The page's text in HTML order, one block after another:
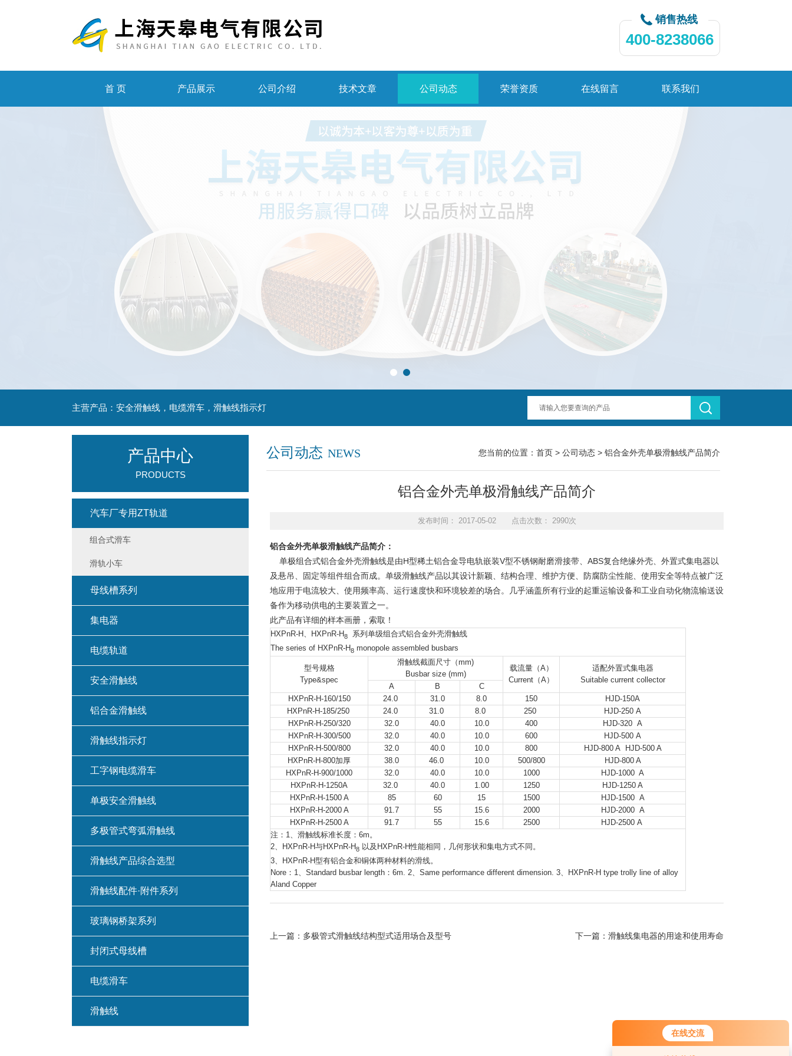
在线交流
销售热线
400-8238066
首 页 产品展示 公司介绍 技术文章 公司动态 荣誉资质 在线留言 联系我们
主营产品：安全滑触线，电缆滑车，滑触线指示灯
公司动态 NEWS 您当前的位置： 首页 > 公司动态 > 铝合金外壳单极滑触线产品简介
铝合金外壳单极滑触线产品简介
发布时间： 2017-05-02 点击次数： 2990次
铝合金外壳单极滑触线产品简介：
单极组合式铝合金外壳滑触线是由H型稀土铝合金导电轨嵌装V型不锈钢耐磨滑接带、ABS复合绝缘外壳、外置式集电器以
及悬吊、固定等组件组合而成。单级滑触线产品以其设计新颖、结构合理、维护方便、防腐防尘性能、使用安全等特点被广泛
地应用于电流较大、使用频率高、运行速度快和环境较差的场合。几乎涵盖所有行业的起重运输设备和工业自动化物流输送设
备作为移动供电的主要装置之一。
此产品有详细的样本画册，索取！
HXPnR-H、HXPnR-H8
系列单级组合式铝合金外壳滑触线
The series of HXPnR-H8 monopole assembled busbars
型号规格
Type&spec
滑触线截面尺寸（mm)
Busbar size (mm)
载流量（A）
Current（A）
适配外置式集电器
Suitable current collector
A B
C
HXPnR-H-160/150
24.0 31.0 8.0 150
HJD-150A
HXPnR-H-185/250
24.0 31.0 8.0 250
HJD-250 A
HXPnR-H-250/320
32.0 40.0 10.0 400
HJD-320 A
HXPnR-H-300/500
32.0 40.0 10.0 600
HJD-500 A
HXPnR-H-500/800
32.0 40.0 10.0 800
HJD-800 A HJD-500 A
HXPnR-H-800加厚
38.0 46.0 10.0 500/800
HJD-800 A
HXPnR-H-900/1000
32.0 40.0 10.0 1000
HJD-1000 A
HXPnR-H-1250A
32.0 40.0 1.00 1250
HJD-1250 A
HXPnR-H-1500 A
85 60 15 1500
HJD-1500 A
HXPnR-H-2000 A
91.7 55 15.6 2000
HJD-2000 A
HXPnR-H-2500 A
91.7 55 15.6 2500
HJD-2500 A
注：1、滑触线标准长度：6m。
2、HXPnR-H与HXPnR-H8 以及HXPnR-H性能相同，几何形状和集电方式不同。
3、HXPnR-H型有铝合金和铜体两种材料的滑线。
Nore：1、Standard busbar length：6m. 2、Same performance different dimension. 3、HXPnR-H type trolly line of alloy
Aland Copper
下一篇： 滑触线集电器的用途和使用寿命
上一篇： 多极管式滑触线结构型式适用场合及型号
产品中心
PRODUCTS
汽车厂专用ZT轨道
组合式滑车
滑轨小车
母线槽系列
集电器
电缆轨道
安全滑触线
铝合金滑触线
滑触线指示灯
工字钢电缆滑车
单极安全滑触线
多极管式弯弧滑触线
滑触线产品综合选型
滑触线配件·附件系列
玻璃钢桥架系列
封闭式母线槽
电缆滑车
滑触线